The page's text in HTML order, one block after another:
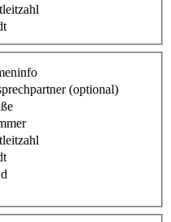
(optional)